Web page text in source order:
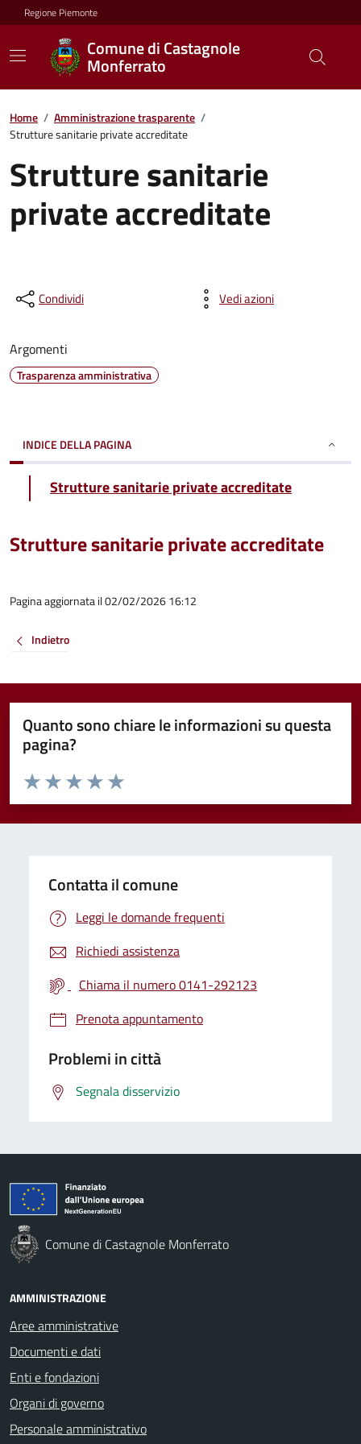
Regione Piemonte
Comune di Castagnole
Monferrato
Home / Amministrazione trasparente /
Strutture sanitarie private accreditate
Strutture sanitarie
private accreditate
Condividi Vedi azioni
Argomenti
Trasparenza amministrativa
INDICE DELLA PAGINA
Strutture sanitarie private accreditate
Strutture sanitarie private accreditate
Pagina aggiornata il 02/02/2026 16:12
Indietro
Quanto sono chiare le informazioni su questa
pagina?
Valuta da 1 a 5 stelle la pagina
Valuta 5 stelle su 5
Valuta 4 stelle su 5
Valuta 3 stelle su 5
Valuta 2 stelle su 5
Valuta 1 stelle su 5
Contatta il comune
Leggi le domande frequenti
Richiedi assistenza
Chiama il numero 0141-292123
Prenota appuntamento
Problemi in città
Segnala disservizio
Comune di Castagnole Monferrato
AMMINISTRAZIONE
Aree amministrative
Documenti e dati
Enti e fondazioni
Organi di governo
Personale amministrativo